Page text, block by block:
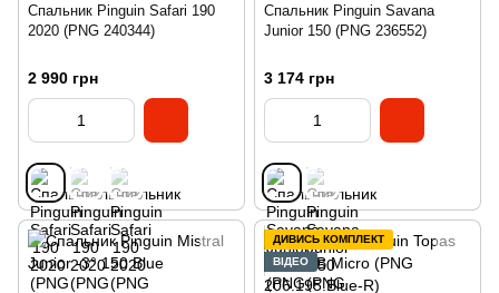
Спальник Pinguin Safari 190
2020 (PNG 240344)
2 990 грн
Спальник Pinguin Savana
Junior 150 (PNG 236552)
3 174 грн
ДИВИСЬ КОМПЛЕКТ
ВІДЕО